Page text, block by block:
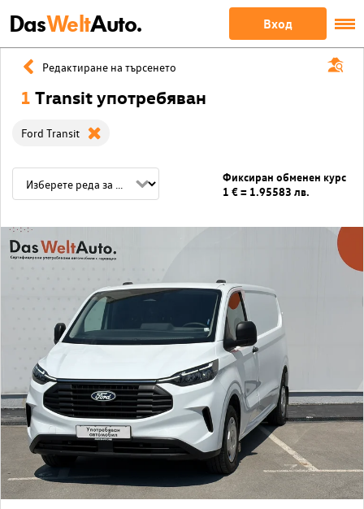
DasWeltAuto. Вход
Редактиране на търсенето
1 Transit употребяван
Ford Transit
Фиксиран обменен курс
1 € = 1.95583 лв.